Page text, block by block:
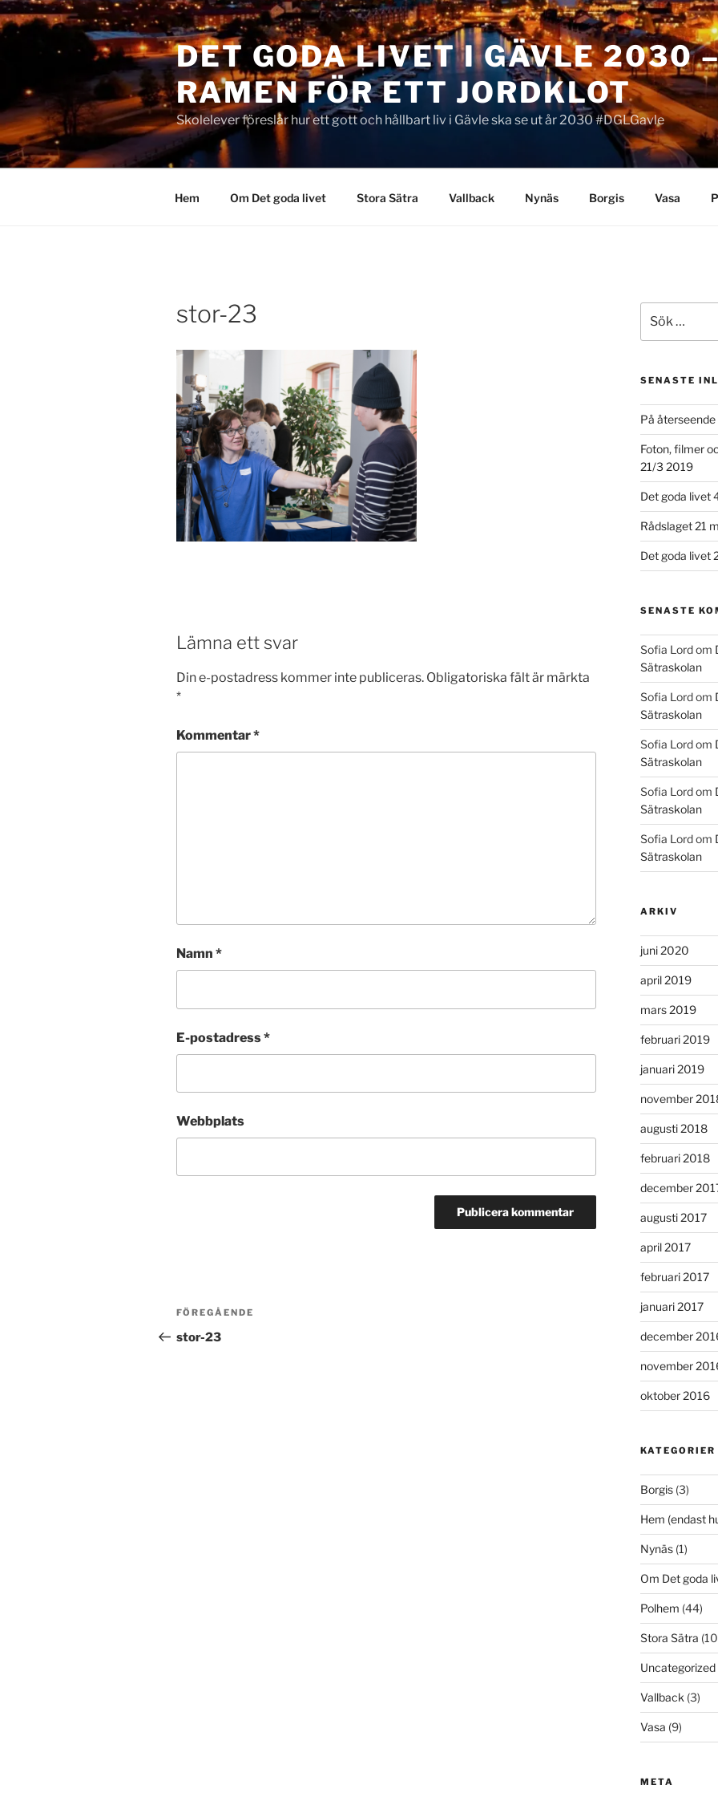
Hoppa
till
DET GODA LIVET I GÄVLE 2030
RAMEN FÖR ETT JORDKLOT
Skolelever föreslår hur ett gott och hållbart liv i Gävle ska se ut år 2030 #DGLGavle
Hem Om Det goda livet Stora Sätra Vallback Nynäs Borgis Vasa
stor-23
Lämna ett svar
Din e-postadress kommer inte publiceras. Obligatoriska fält är märkta
*
Kommentar*
Namn *
E-postadress*
Webbplats
Inläggsnavigering
Föregående
inlägg
FÖREGÅENDE
stor-23
efter:
SENASTE
På
Foton, filmer
21/3 2019
Det goda livet
Rådslaget 21
Det goda livet
SENASTE
Sofia Lordom
Sätraskolan
Sofia Lordom
Sätraskolan
Sofia Lordom
Sätraskolan
Sofia Lordom
Sätraskolan
Sofia Lordom
Sätraskolan
ARKIV
juni 2020
april 2019
mars 2019
februari 2019
januari 2019
november
augusti 2018
februari 2018
december
augusti 2017
april 2017
februari 2017
januari 2017
december
november
oktober 2016
KATEGORIER
Borgis(3)
Hem (endast
Nynäs(1)
Om Det goda
Polhem (44)
Stora Sätra
Uncategorized
Vallback (3)
Vasa (9)
META